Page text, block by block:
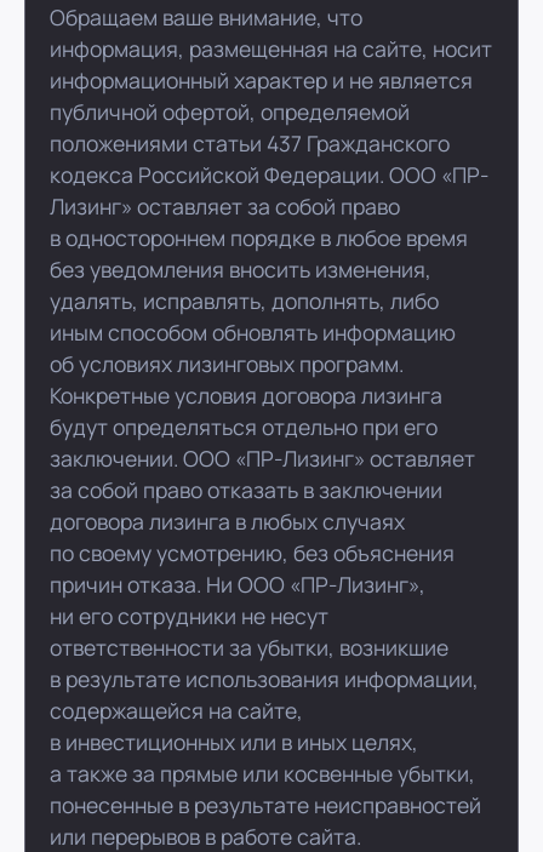
Обращаем ваше внимание, что
информация, размещенная на сайте, носит
информационный характер и не является
публичной офертой, определяемой
положениями статьи 437 Гражданского
кодекса Российской Федерации. ООО «ПР-
Лизинг» оставляет за собой право
в одностороннем порядке в любое время
без уведомления вносить изменения,
удалять, исправлять, дополнять, либо
иным способом обновлять информацию
об условиях лизинговых программ.
Конкретные условия договора лизинга
будут определяться отдельно при его
заключении. ООО «ПР-Лизинг» оставляет
за собой право отказать в заключении
договора лизинга в любых случаях
по своему усмотрению, без объяснения
причин отказа. Ни ООО «ПР-Лизинг»,
ни его сотрудники не несут
ответственности за убытки, возникшие
в результате использования информации,
содержащейся на сайте,
в инвестиционных или в иных целях,
а также за прямые или косвенные убытки,
понесенные в результате неисправностей
или перерывов в работе сайта.